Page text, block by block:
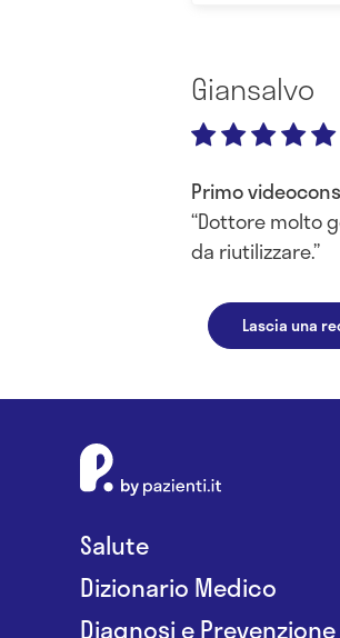
Giansalvo
Primo
Dottore molto
da riutilizzare.
Lascia una
Salute
Dizionario Medico
Diagnosi e Prevenzione